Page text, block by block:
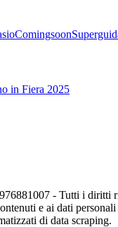
Comingsoon
in Fiera 2025
- Tutti i diritti
e ai dati
di data scraping.